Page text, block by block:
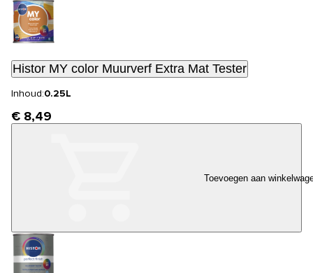
Histor MY color Muurverf Extra Mat Tester
Inhoud:0.25L
€ 8,49
Toevoegen aan